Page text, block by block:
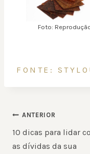
Foto:
FONTE:
NAVEGAÇÃO
DE
POST
ANTERIOR
10 dicas para lidar
as dívidas da sua